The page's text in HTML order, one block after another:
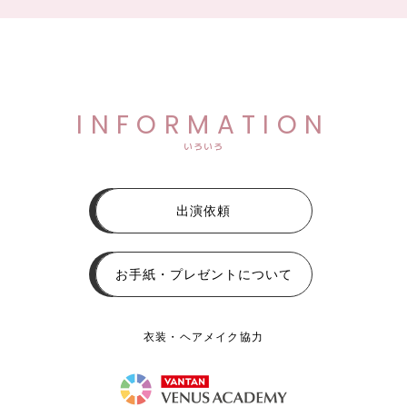
INFORMATION
いろいろ
出演依頼
お手紙・プレゼントについて
衣装・ヘアメイク協力